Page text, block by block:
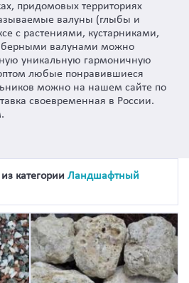
придомовых территориях
валуны (глыбы и
с растениями, кустарниками,
валунами можно
уникальную гармоничную
любые понравившиеся
можно на нашем сайте по
своевременная в России.
категории Ландшафтный